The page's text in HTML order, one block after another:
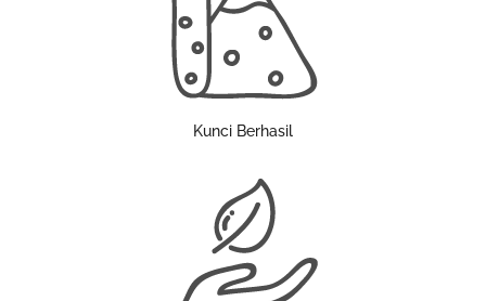
Kunci Berhasil